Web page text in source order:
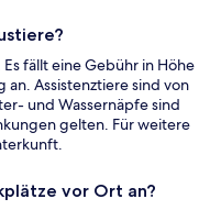
fällt eine Gebühr in Höhe
an. Assistenztiere sind von
und Wassernäpfe sind
gelten. Für weitere
vor Ort an?